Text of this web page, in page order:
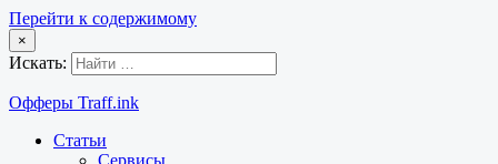
Перейти к содержимому
×
Искать:
Офферы Traff.ink
Статьи
Сервисы